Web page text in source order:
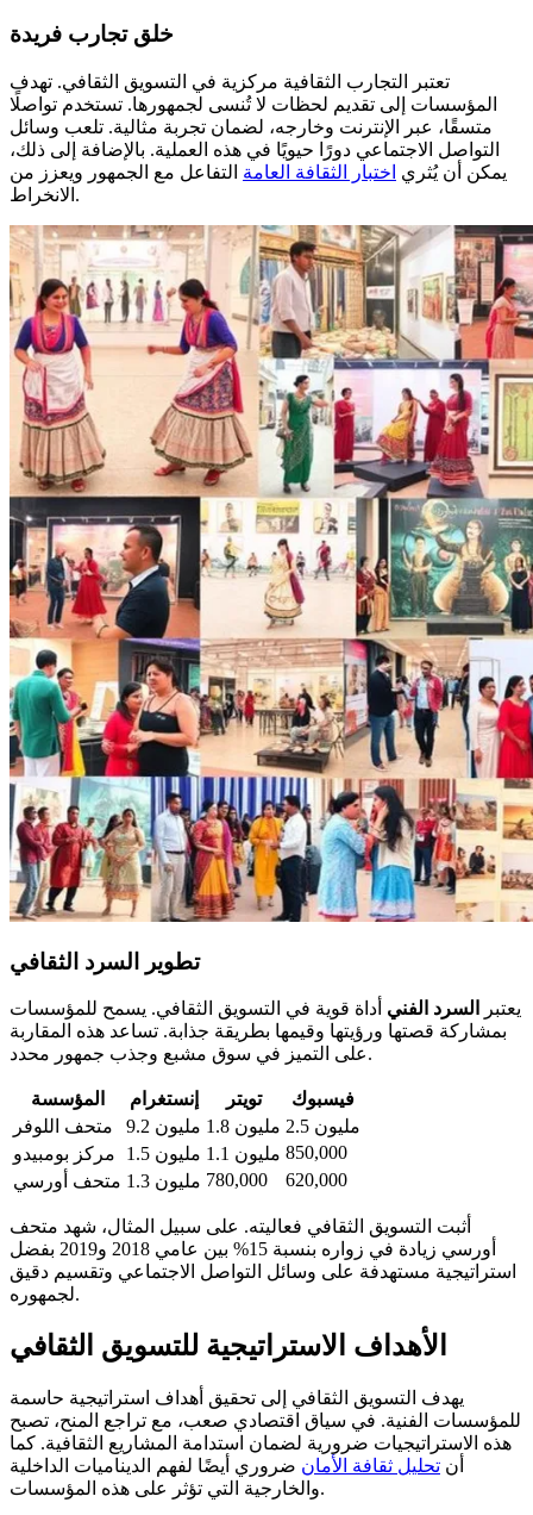
خلق تجارب فريدة
تعتبر التجارب الثقافية مركزية في التسويق الثقافي. تهدف
المؤسسات إلى تقديم لحظات لا تُنسى لجمهورها. تستخدم تواصلًا
متسقًا، عبر الإنترنت وخارجه، لضمان تجربة مثالية. تلعب وسائل
التواصل الاجتماعي دورًا حيويًا في هذه العملية. بالإضافة إلى ذلك،
يمكن أن يُثري اختبار الثقافة العامة التفاعل مع الجمهور ويعزز من
الانخراط.
تطوير السرد الثقافي
يعتبر السرد الفني أداة قوية في التسويق الثقافي. يسمح للمؤسسات
بمشاركة قصتها ورؤيتها وقيمها بطريقة جذابة. تساعد هذه المقاربة
على التميز في سوق مشبع وجذب جمهور محدد.
المؤسسة إنستغرام تويتر
فيسبوك
متحف اللوفر
9.2 مليون 1.8 مليون
2.5 مليون
مركز بومبيدو
1.5 مليون 1.1 مليون 850,000
متحف أورسي
1.3 مليون 780,000 620,000
أثبت التسويق الثقافي فعاليته. على سبيل المثال، شهد متحف
أورسي زيادة في زواره بنسبة 15% بين عامي 2018 و2019 بفضل
استراتيجية مستهدفة على وسائل التواصل الاجتماعي وتقسيم دقيق
لجمهوره.
الأهداف الاستراتيجية للتسويق الثقافي
يهدف التسويق الثقافي إلى تحقيق أهداف استراتيجية حاسمة
للمؤسسات الفنية. في سياق اقتصادي صعب، مع تراجع المنح، تصبح
هذه الاستراتيجيات ضرورية لضمان استدامة المشاريع الثقافية. كما
أن تحليل ثقافة الأمان ضروري أيضًا لفهم الديناميات الداخلية
والخارجية التي تؤثر على هذه المؤسسات.